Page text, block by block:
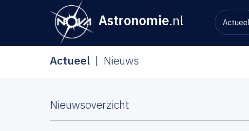
Astronomie.nl
Actueel Nieuws
Nieuwsoverzicht